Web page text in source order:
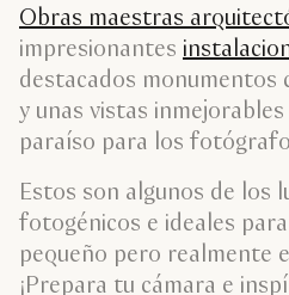
Obras maestras
impresionantes
destacados monumentos
y unas vistas
paraíso para los
Estos son algunos de los
fotogénicos e ideales
pequeño pero realmente
¡Prepara tu cámara e